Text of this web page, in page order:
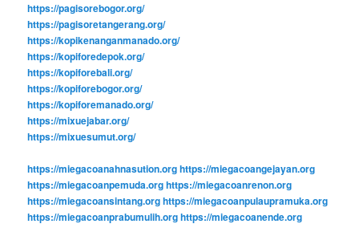
https://pagisorebogor.org/
https://pagisoretangerang.org/
https://kopikenanganmanado.org/
https://kopiforedepok.org/
https://kopiforebali.org/
https://kopiforebogor.org/
https://kopiforemanado.org/
https://mixuejabar.org/
https://mixuesumut.org/
https://miegacoanahnasution.orghttps://miegacoangejayan.org
https://miegacoanpemuda.orghttps://miegacoanrenon.org
https://miegacoansintang.orghttps://miegacoanpulaupramuka.org
https://miegacoanprabumulih.orghttps://miegacoanende.org